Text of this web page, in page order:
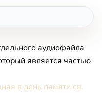
аудиофайла
является частью
в день памяти св.